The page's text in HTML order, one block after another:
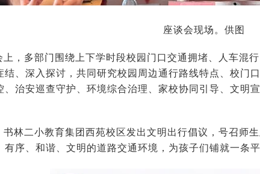
座谈会现场。供图
上，多部门围绕上下学时段校园门口交通拥堵、人车混
结、深入探讨，共同研究校园周边通行路线特点、校门
、治安巡查守护、环境综合治理、家校协同引导、文明
书林二小教育集团西苑校区发出文明出行倡议，号召师
有序、和谐、文明的道路交通环境，为孩子们铺就一条